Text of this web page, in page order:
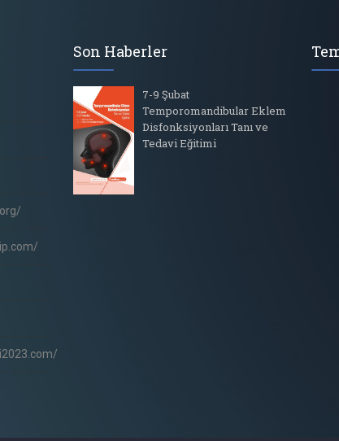
Son Haberler
7-9 Şubat
Temporomandibular Eklem
Disfonksiyonları Tanı ve
Tedavi Eğitimi